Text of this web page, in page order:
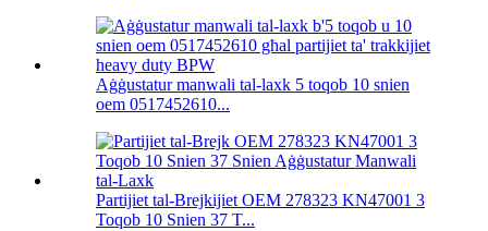
Aġġustatur manwali tal-laxk 5 toqob 10 snien
oem 0517452610...
Partijiet tal-Brejkijiet OEM 278323 KN47001 3
Toqob 10 Snien 37 T...